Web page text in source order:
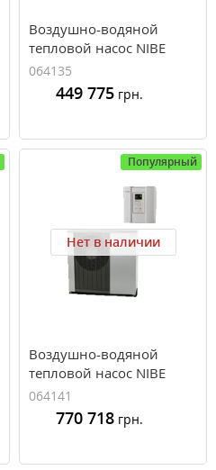
Воздушно-водяной
тепловой насос NIBE
F2120 8 кВт 400В
064135
449 775 грн.
Популярный
Нет в наличии
Воздушно-водяной
тепловой насос NIBE
F2120 20 кВт 400B
064141
770 718 грн.